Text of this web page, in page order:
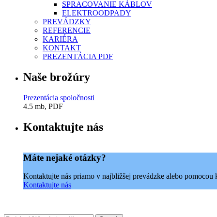
SPRACOVANIE KÁBLOV
ELEKTROODPADY
PREVÁDZKY
REFERENCIE
KARIÉRA
KONTAKT
PREZENTÁCIA PDF
Naše brožúry
Prezentácia spoločnosti
4.5 mb, PDF
Kontaktujte nás
Máte nejaké otázky?
Kontaktujte nás priamo v najbližšej prevádzke alebo pomocou
Kontaktujte nás